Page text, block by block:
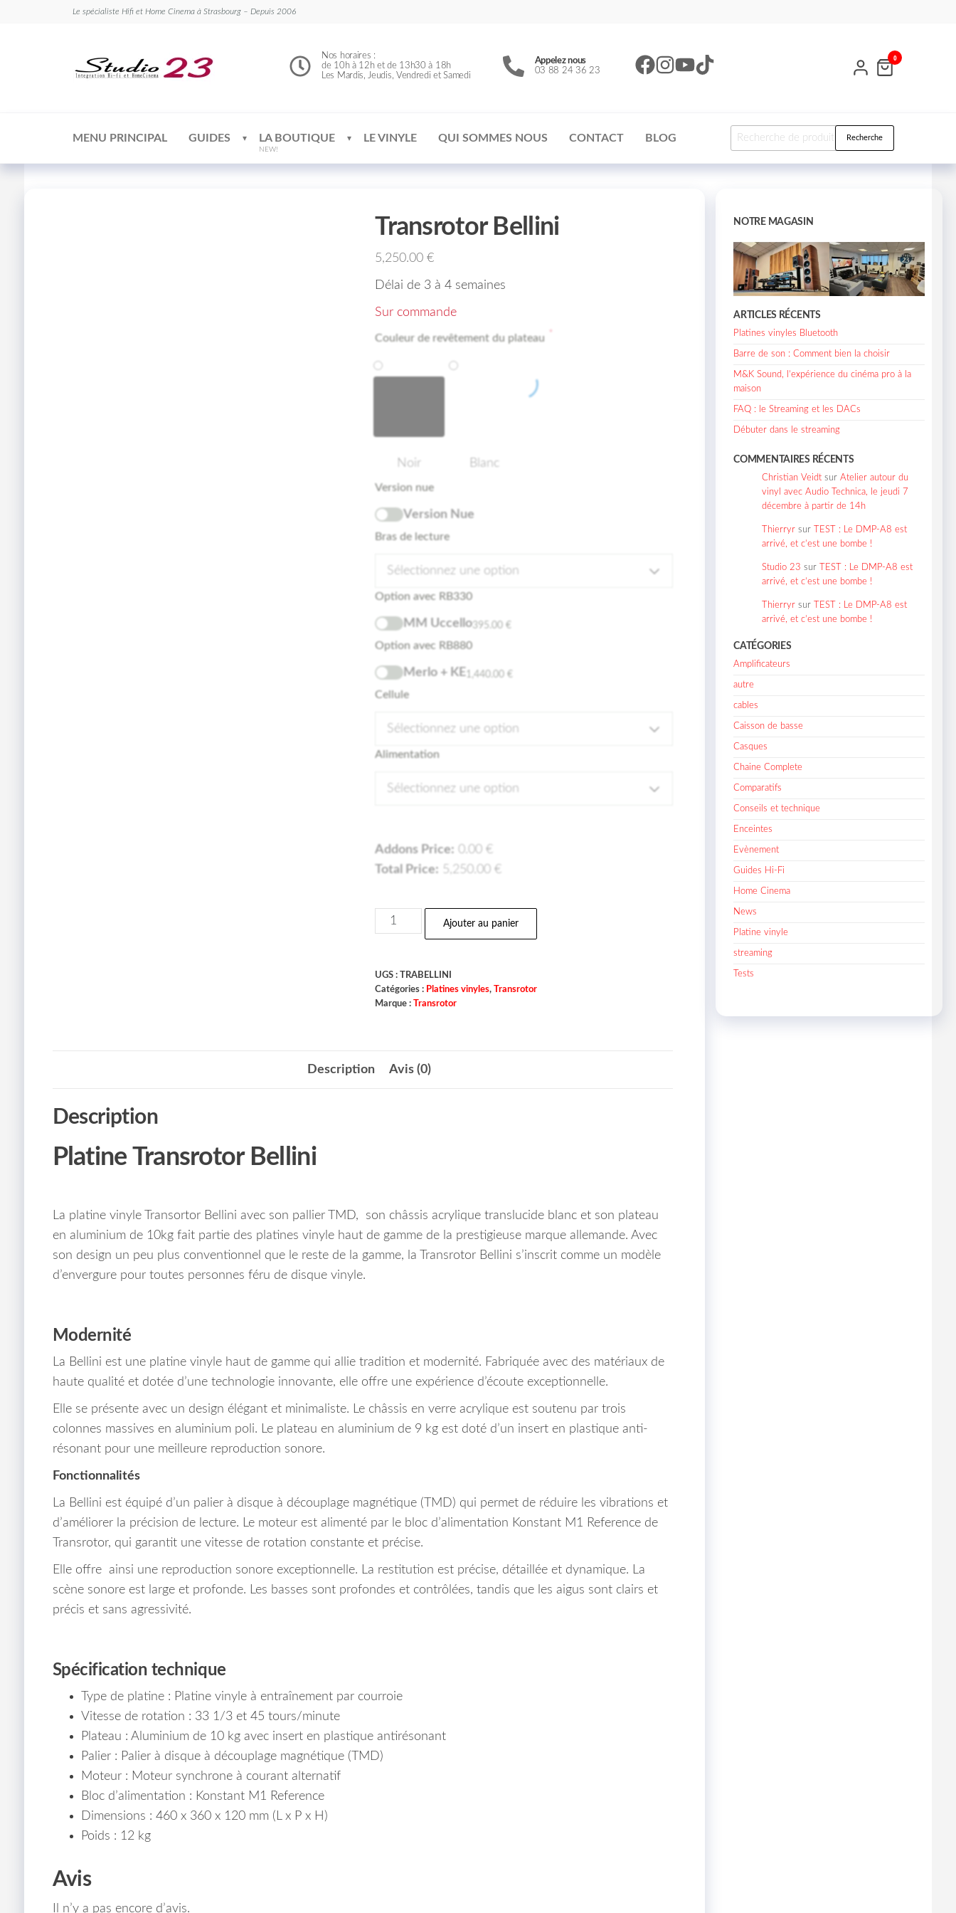
Le spécialiste Hifi et Home Cinema à Strasbourg – Depuis 2006
Nos horaires :
de 10h à 12h et de 13h30 à 18h
Les Mardis, Jeudis, Vendredi et Samedi
Appelez nous
03 88 24 36 23
0
MENU PRINCIPAL GUIDES LA BOUTIQUE
NEW!
LE VINYLE QUI SOMMES NOUS CONTACT BLOG Recherche
Transrotor Bellini
5,250.00€
Délai de 3 à 4 semaines
Sur commande
Couleur de revêtement du plateau *
Noir Blanc
Version nue
Version Nue
Bras de lecture
Sélectionnez une option
Option avec RB330
MM Uccello395.00€
Option avec RB880
Merlo + KE1,440.00€
Cellule
Sélectionnez une option
Alimentation
Sélectionnez une option
Addons Price: 0.00€
Total Price: 5,250.00€
Ajouter au panier
UGS :TRABELLINI
Catégories : Platines vinyles,Transrotor
Marque :Transrotor
Description Avis (0)
Description
Platine Transrotor Bellini
La platine vinyle Transortor Bellini avec son pallier TMD, son châssis acrylique translucide blanc et son plateau
en aluminium de 10kg fait partie des platines vinyle haut de gamme de la prestigieuse marque allemande. Avec
son design un peu plus conventionnel que le reste de la gamme, la Transrotor Bellini s’inscrit comme un modèle
d’envergure pour toutes personnes féru de disque vinyle.
Modernité
La Bellini est une platine vinyle haut de gamme qui allie tradition et modernité. Fabriquée avec des matériaux de
haute qualité et dotée d’une technologie innovante, elle offre une expérience d’écoute exceptionnelle.
Elle se présente avec un design élégant et minimaliste. Le châssis en verre acrylique est soutenu par trois
colonnes massives en aluminium poli. Le plateau en aluminium de 9 kg est doté d’un insert en plastique anti-
résonant pour une meilleure reproduction sonore.
Fonctionnalités
La Bellini est équipé d’un palier à disque à découplage magnétique (TMD) qui permet de réduire les vibrations et
d’améliorer la précision de lecture. Le moteur est alimenté par le bloc d’alimentation Konstant M1 Reference de
Transrotor, qui garantit une vitesse de rotation constante et précise.
Elle offre ainsi une reproduction sonore exceptionnelle. La restitution est précise, détaillée et dynamique. La
scène sonore est large et profonde. Les basses sont profondes et contrôlées, tandis que les aigus sont clairs et
précis et sans agressivité.
Spécification technique
Type de platine : Platine vinyle à entraînement par courroie
Vitesse de rotation : 33 1/3 et 45 tours/minute
Plateau : Aluminium de 10 kg avec insert en plastique antirésonant
Palier : Palier à disque à découplage magnétique (TMD)
Moteur : Moteur synchrone à courant alternatif
Bloc d’alimentation : Konstant M1 Reference
Dimensions : 460 x 360 x 120 mm (L x P x H)
Poids : 12 kg
Avis
Il n’y a pas encore d’avis.
NOTRE MAGASIN
ARTICLES RÉCENTS
Platines vinyles Bluetooth
Barre de son : Comment bien la choisir
M&K Sound, l’expérience du cinéma pro à la
maison
FAQ : le Streaming et les DACs
Débuter dans le streaming
COMMENTAIRES RÉCENTS
Christian Veidt surAtelier autour du
vinyl avec Audio Technica, le jeudi 7
décembre à partir de 14h
Thierryr sur
TEST : Le DMP-A8 est
arrivé, et c’est une bombe !
Studio 23 sur
TEST : Le DMP-A8 est
arrivé, et c’est une bombe !
Thierryr sur
TEST : Le DMP-A8 est
arrivé, et c’est une bombe !
CATÉGORIES
Amplificateurs
autre
cables
Caisson de basse
Casques
Chaine Complete
Comparatifs
Conseils et technique
Enceintes
Evènement
Guides Hi-Fi
Home Cinema
News
Platine vinyle
streaming
Tests